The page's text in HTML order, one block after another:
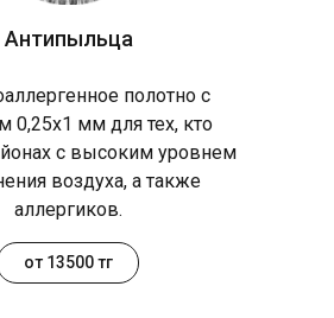
Антипыльца
полотно с
0,25х1 мм для тех, кто
с высоким уровнем
воздуха, а также
аллергиков.
от 13500 тг